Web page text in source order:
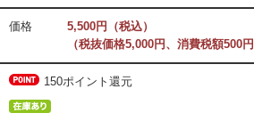
価格
5,500円（税込）
（税抜価格5,000円、消費税額500円
150ポイント還元